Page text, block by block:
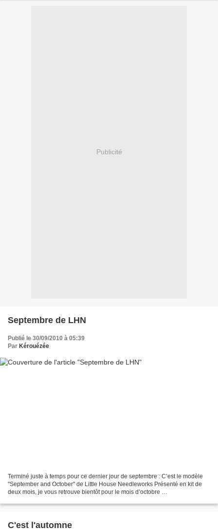
Publicité
Septembre de LHN
Publié le 30/09/2010 à 05:39
Par Kérouézée
Terminé juste à temps pour ce dernier jour de septembre : C’est le modèle
"September and October" de Little House Needleworks Présenté en kit de
deux mois, je vous retrouve bientôt pour le mois d’octobre …
C'est l'automne